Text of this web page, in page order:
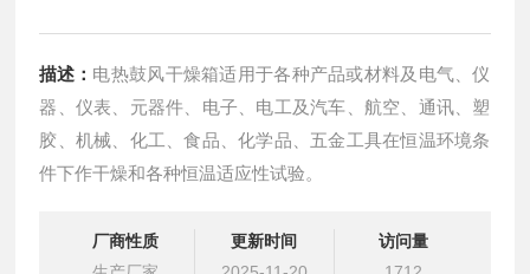
描述： 电热鼓风干燥箱适用于各种产品或材料及电气、仪
器、仪表、元器件、电子、电工及汽车、航空、通讯、塑
胶、机械、化工、食品、化学品、五金工具在恒温环境条
件下作干燥和各种恒温适应性试验。
厂商性质
更新时间
访问量